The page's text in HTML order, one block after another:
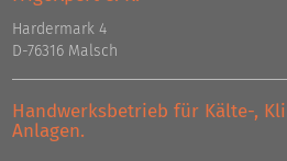
Hardermark 4
D-76316 Malsch
Handwerksbetrieb für Kälte-,
Anlagen.